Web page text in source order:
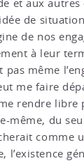
et aux
de
de nos
à leur
pas même
me faire
rendre libre
même, du
comme
l’existence